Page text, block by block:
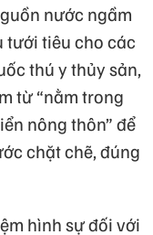
nước ngầm
tưới tiêu cho các
thú y thủy sản,
từ “nằm trong
nông thôn” để
chặt chẽ, đúng
hình sự đối với